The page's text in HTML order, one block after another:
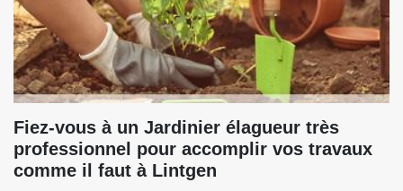
Fiez-vous à un Jardinier élagueur très
professionnel pour accomplir vos travaux
comme il faut à Lintgen